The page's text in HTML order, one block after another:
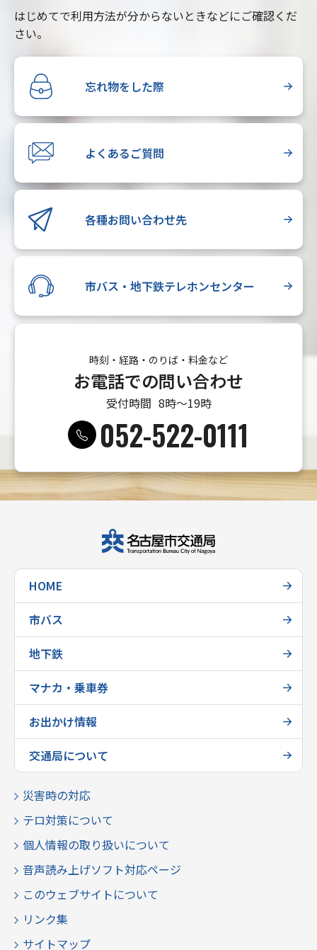
はじめてで利用方法が分からないときなどにご確認くだ
さい。
忘れ物をした際
よくあるご質問
各種お問い合わせ先
市バス・地下鉄テレホンセンター
時刻・経路・のりば・料金など
お電話での問い合わせ
受付時間 8時〜19時
052-522-0111
HOME
市バス
地下鉄
マナカ・乗車券
お出かけ情報
交通局について
災害時の対応
テロ対策について
個人情報の取り扱いについて
音声読み上げソフト対応ページ
このウェブサイトについて
リンク集
サイトマップ